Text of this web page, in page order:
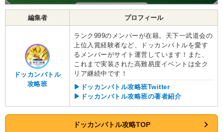
編集者 プロフィール
ドッカンバトル
攻略班
ランク999のメンバーが在籍。天下一武道会の
上位入賞経験者など、ドッカンバトルを愛す
るメンバーがサイト運営しています！また、
これまで実装された高難易度イベントは全ク
リア継続中です！
▶ドッカンバトル攻略班Twitter
▶ドッカンバトル攻略班の著者紹介
ドッカンバトル攻略TOP